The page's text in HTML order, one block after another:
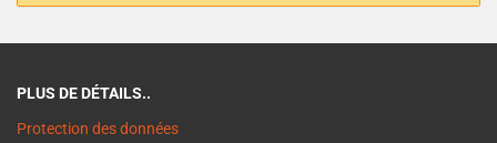
PLUS DE DÉTAILS..
Protection des données